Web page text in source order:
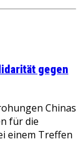
gegen
Chinas
für die
einem Treffen